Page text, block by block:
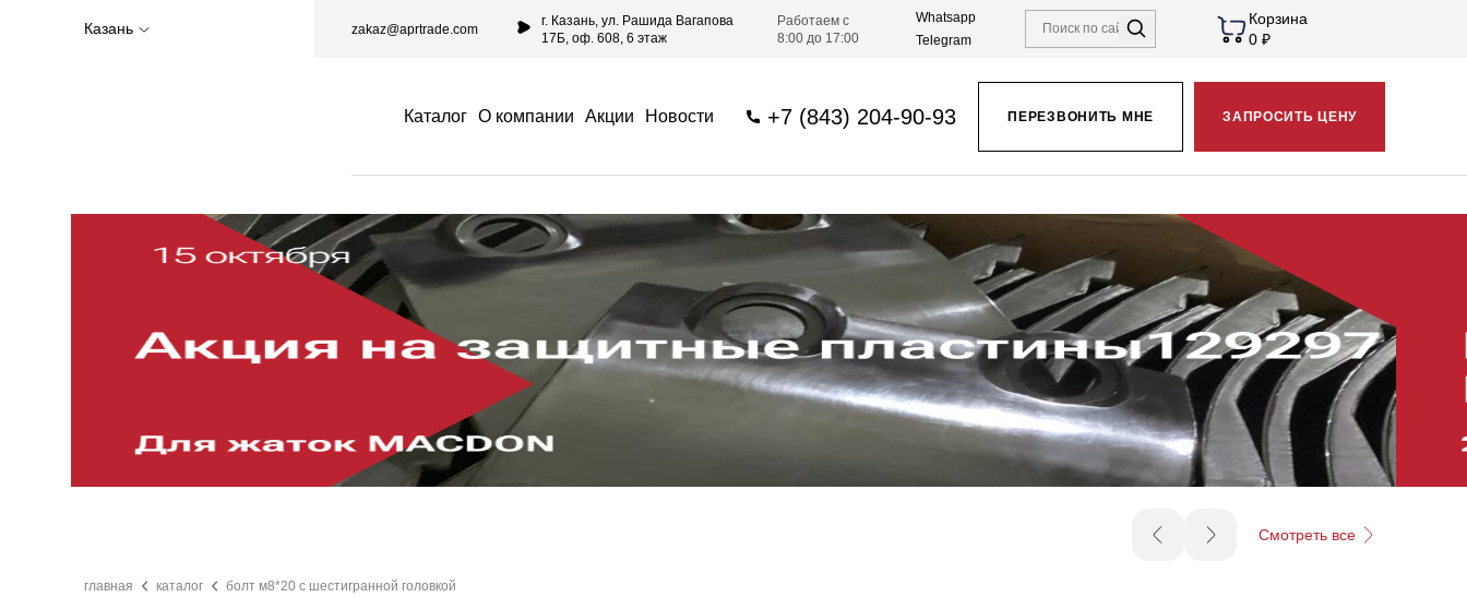
Казань zakaz@aprtrade.com
г. Казань, ул. Рашида Вагапова
17Б, оф. 608, 6 этаж
Работаем с
8:00 до 17:00
Whatsapp
Telegram
Корзина
0 ₽
Каталог О компании Акции Новости +7 (843) 204-90-93 ПЕРЕЗВОНИТЬ МНЕ ЗАПРОСИТЬ ЦЕНУ
Смотреть все
главная каталог болт м8*20 с шестигранной головкой